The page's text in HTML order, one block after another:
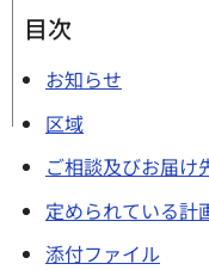
目次
お知らせ
区域
ご相談及びお届け
定められている計
添付ファイル